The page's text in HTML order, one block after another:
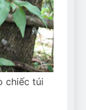
chiếc túi